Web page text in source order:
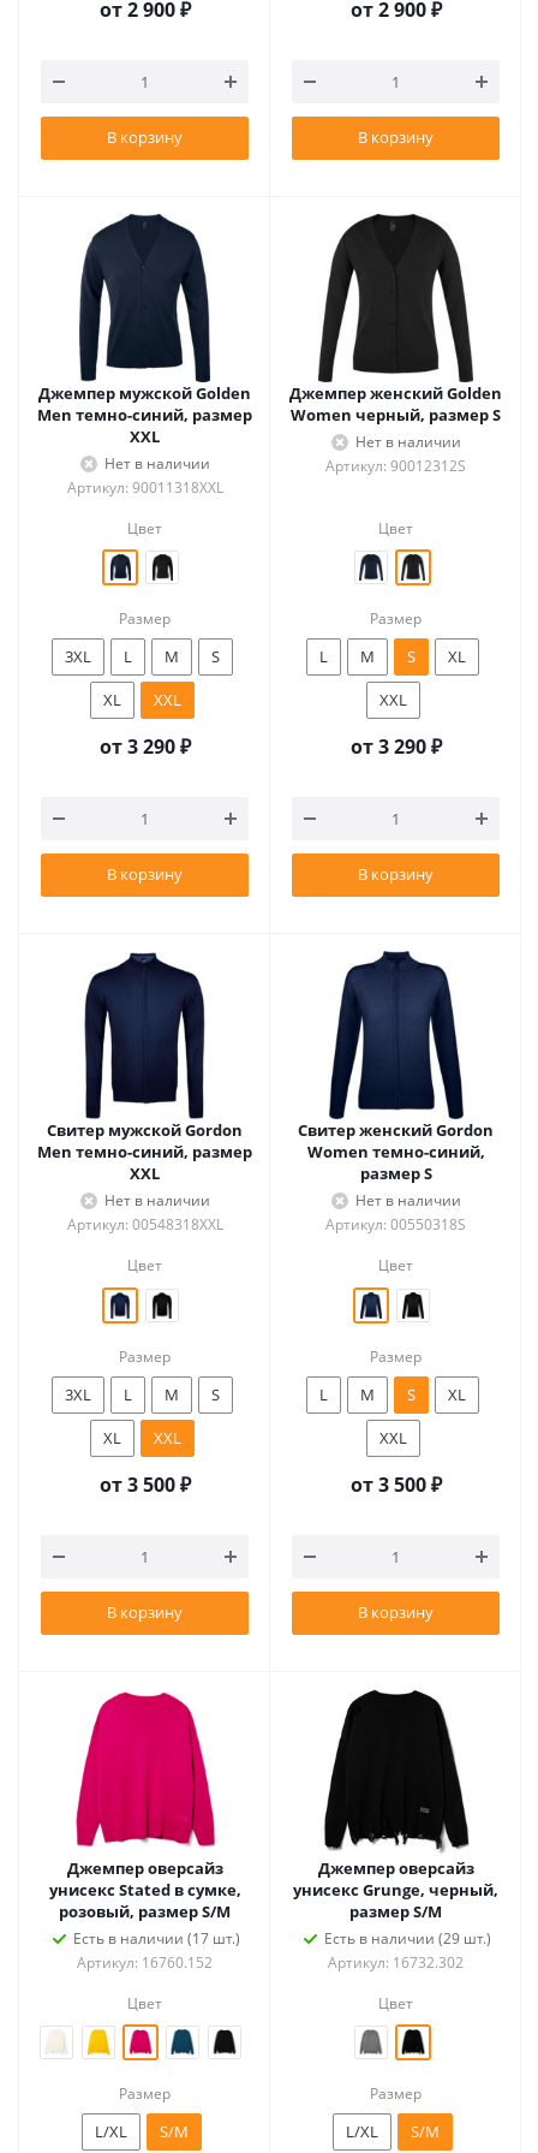
от2 900 ₽
В корзину
от2 900 ₽
В корзину
Джемпер мужской Golden
Men темно-синий, размер
XXL
Нет в наличии
Артикул: 90011318XXL
Цвет
Размер
3XL L M
S
XL
XXL
от3 290 ₽
В корзину
Джемпер женский Golden
Women черный, размер S
Нет в наличии
Артикул: 90012312S
Цвет
Размер
L M S
XL
XXL
от3 290 ₽
В корзину
Свитер мужской Gordon
Men темно-синий, размер
XXL
Нет в наличии
Артикул: 00548318XXL
Цвет
Размер
3XL L M
S
XL
XXL
от3 500 ₽
В корзину
Свитер женский Gordon
Women темно-синий,
размер S
Нет в наличии
Артикул: 00550318S
Цвет
Размер
L M S
XL
XXL
от3 500 ₽
В корзину
Джемпер оверсайз
унисекс Stated в сумке,
розовый, размер S/M
Есть в наличии (17 шт.)
Артикул: 16760.152
Цвет
Размер
L/XL S/M
Джемпер оверсайз
унисекс Grunge, черный,
размер S/M
Есть в наличии (29 шт.)
Артикул: 16732.302
Цвет
Размер
L/XL S/M